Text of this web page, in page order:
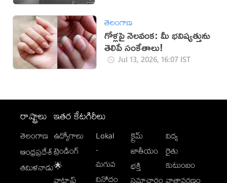
తెలంగాణ
గోళ్లపై నెలవంక: మీ భవిష్యత్తును
తెలిపే సంకేతాలు!
Jul 13, 2026, 16:07 IST
రాష్ట్రాలు
తెలంగాణ
ఆంధ్రప్రదేశ్
తమిళనాడు
ఇతర కేటగిరీలు
ఉద్యోగాలు
ట్రెండింగ్
🌟
Lokal
-
మగువ
వినోదం
క్రైమ్
జాతీయం
భక్తి
విద్య
రైతు
కుటుంబం